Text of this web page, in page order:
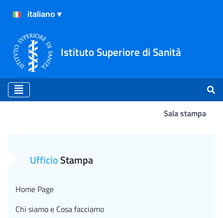
Istituto Superiore di Sanità
Sala stampa
UfficioStampa
Home Page
Chi siamo e Cosa facciamo